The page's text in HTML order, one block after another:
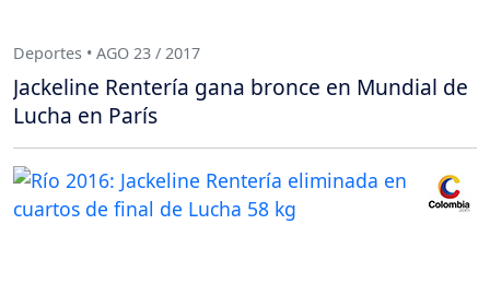
Deportes • AGO 23 / 2017
Jackeline Rentería gana bronce en Mundial de
Lucha en París